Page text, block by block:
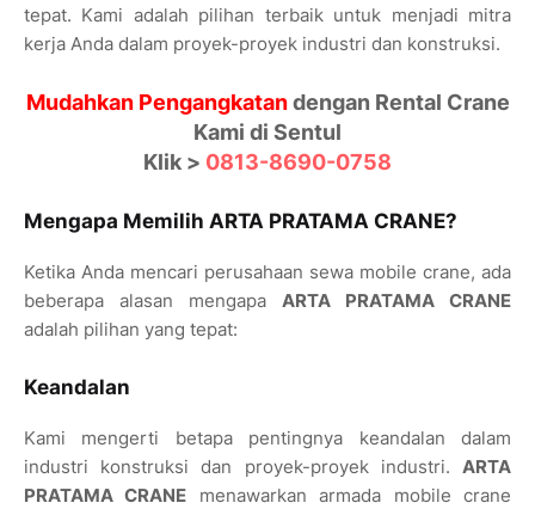
tepat. Kami adalah pilihan terbaik untuk menjadi mitra
kerja Anda dalam proyek-proyek industri dan konstruksi.
Mudahkan Pengangkatandengan Rental Crane
Kami di Sentul
Klik > 0813-8690-0758
Mengapa Memilih ARTA PRATAMA CRANE?
Ketika Anda mencari perusahaan sewa mobile crane, ada
beberapa alasan mengapa ARTA PRATAMA CRANE
adalah pilihan yang tepat:
Keandalan
Kami mengerti betapa pentingnya keandalan dalam
industri konstruksi dan proyek-proyek industri. ARTA
PRATAMA CRANE menawarkan armada mobile crane